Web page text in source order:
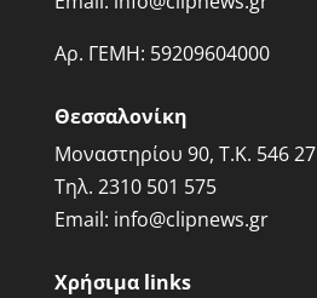
Αρ. ΓΕΜΗ: 59209604000
Θεσσαλονίκη
Μοναστηρίου 90, Τ.Κ. 546 27
Τηλ. 2310 501 575
Email: info@clipnews.gr
Χρήσιμα links